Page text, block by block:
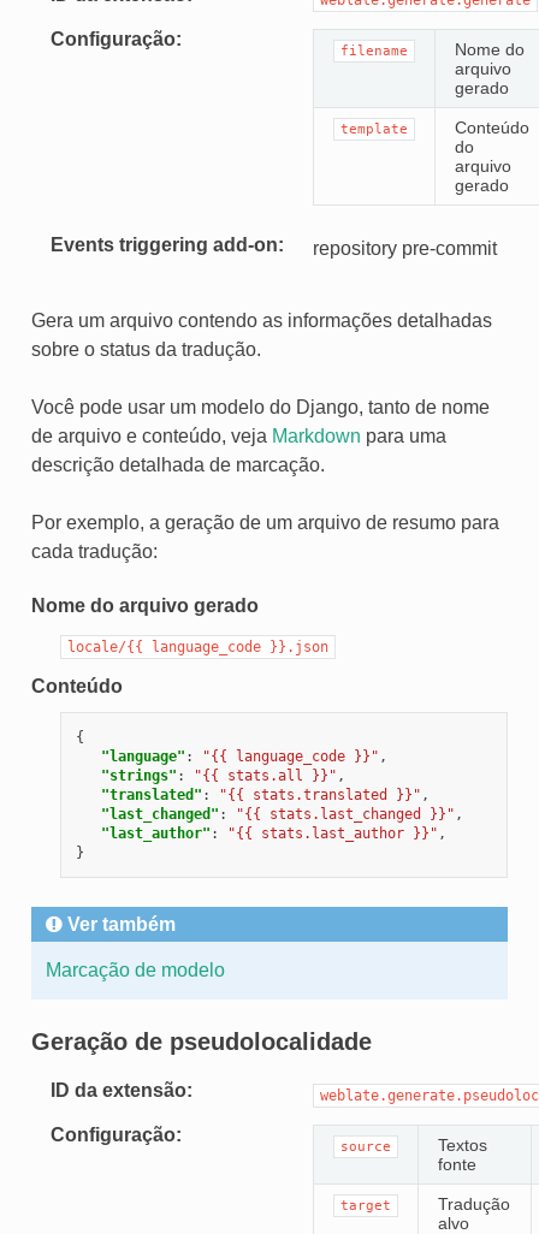
Configuração
filename
Nome do
arquivo
gerado
template
Conteúdo
do
arquivo
gerado
Events triggering add-on repository pre-commit
Gera um arquivo contendo as informações detalhadas
sobre o status da tradução.
Você pode usar um modelo do Django, tanto de nome
de arquivo e conteúdo, veja Markdown para uma
descrição detalhada de marcação.
Por exemplo, a geração de um arquivo de resumo para
cada tradução:
Nome do arquivo gerado
locale/{{ language_code }}.json
Conteúdo
{
"language" : "{{ language_code }}" ,
"strings" : "{{ stats.all }}" ,
"translated" : "{{ stats.translated }}" ,
"last_changed" : "{{ stats.last_changed }}" ,
"last_author" : "{{ stats.last_author }}" ,
}
Ver também
Marcação de modelo
Geração de pseudolocalidade
ID da extensão
Configuração
source
Textos
fonte
target
Tradução
alvo